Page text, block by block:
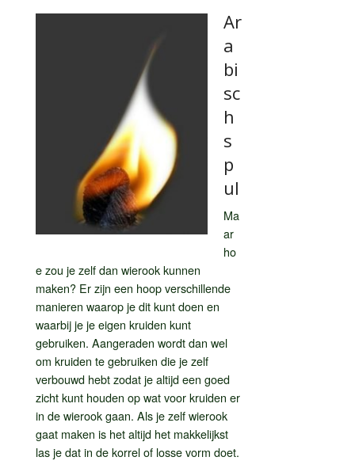
Ar
a
bi
sc
h
s
p
ul
Ma
ar
ho
e zou je zelf dan wierook kunnen
maken? Er zijn een hoop verschillende
manieren waarop je dit kunt doen en
waarbij je je eigen kruiden kunt
gebruiken. Aangeraden wordt dan wel
om kruiden te gebruiken die je zelf
verbouwd hebt zodat je altijd een goed
zicht kunt houden op wat voor kruiden er
in de wierook gaan. Als je zelf wierook
gaat maken is het altijd het makkelijkst
las je dat in de korrel of losse vorm doet.